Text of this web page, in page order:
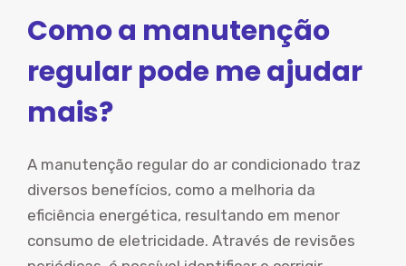
Como a manutenção
regular pode me ajudar
mais?
A manutenção regular do ar condicionado traz
diversos benefícios, como a melhoria da
eficiência energética, resultando em menor
consumo de eletricidade. Através de revisões